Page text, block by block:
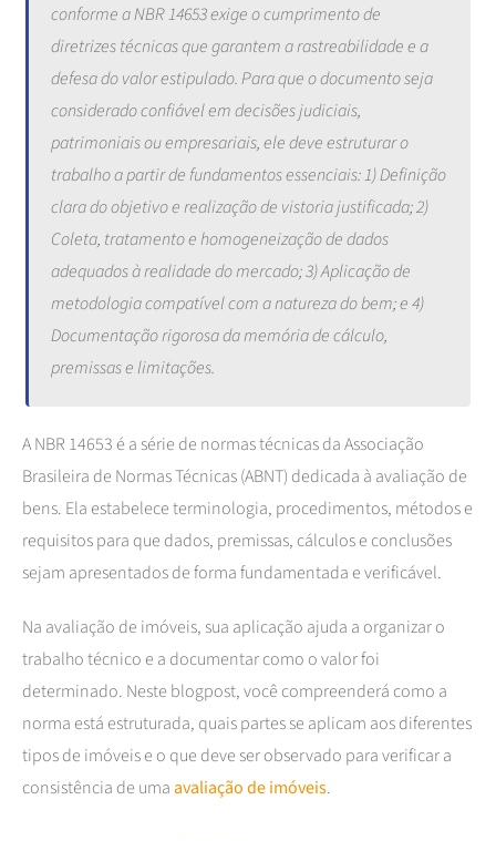
conforme a NBR 14653 exige o cumprimento de
diretrizes técnicas que garantem a rastreabilidade e a
defesa do valor estipulado. Para que o documento seja
considerado confiável em decisões judiciais,
patrimoniais ou empresariais, ele deve estruturar o
trabalho a partir de fundamentos essenciais: 1) Definição
clara do objetivo e realização de vistoria justificada; 2)
Coleta, tratamento e homogeneização de dados
adequados à realidade do mercado; 3) Aplicação de
metodologia compatível com a natureza do bem; e 4)
Documentação rigorosa da memória de cálculo,
premissas e limitações.
A NBR 14653 é a série de normas técnicas da Associação
Brasileira de Normas Técnicas (ABNT) dedicada à avaliação de
bens. Ela estabelece terminologia, procedimentos, métodos e
requisitos para que dados, premissas, cálculos e conclusões
sejam apresentados de forma fundamentada e verificável.
Na avaliação de imóveis, sua aplicação ajuda a organizar o
trabalho técnico e a documentar como o valor foi
determinado. Neste blogpost, você compreenderá como a
norma está estruturada, quais partes se aplicam aos diferentes
tipos de imóveis e o que deve ser observado para verificar a
consistência de umaavaliação de imóveis.